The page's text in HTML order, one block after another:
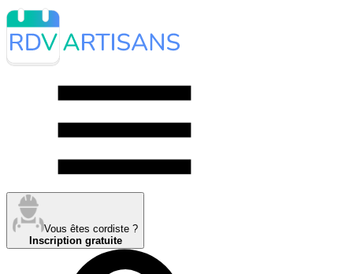
Vous êtes cordiste ?
Inscription gratuite